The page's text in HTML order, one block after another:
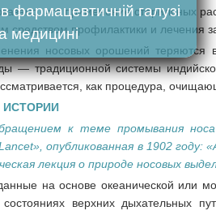
что применение стерильных
средством профилактики и лечения
носовых орошений теряются
— традиционной системы
как процедура,
ИСТОРИИ
к теме промывания носа
опубликованная в 1902 году:
лекция о природе носовых
на основе океанической или
состояниях верхних дыхательных
фармацевтичній галузі
медицині